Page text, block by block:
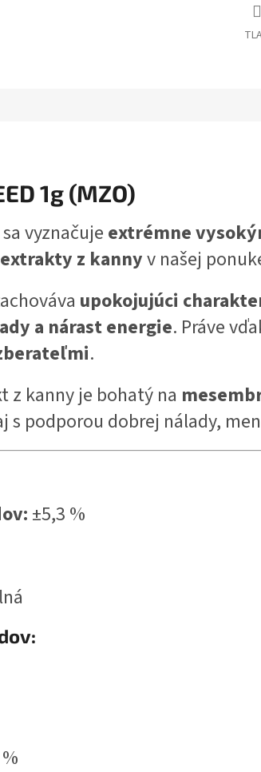
1g (MZO)
sa vyznačuje extrémne
z kannyv našej
upokojujúci
a nárast energie. Práve
.
z kanny je bohatý na
s podporou dobrej nálady,
±5,3 %